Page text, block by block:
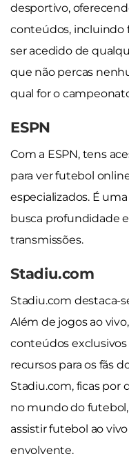
desportivo,
conteúdos, incluindo
ser acedido de
que não percas
qual for o
ESPN
Com a ESPN, tens
para ver futebol
especializados. É
busca profundidade
transmissões.
Stadiu.com
Stadiu.com destaca-
Além de jogos ao
conteúdos
recursos para os fãs
Stadiu.com, ficas
no mundo do
assistir futebol ao
envolvente.